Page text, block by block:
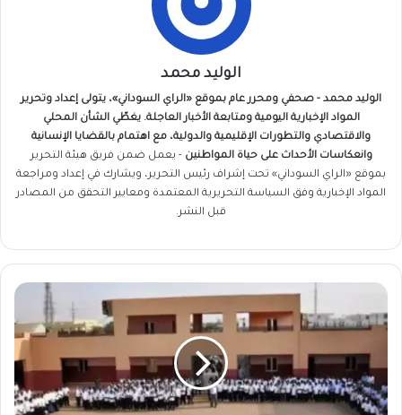
الوليد محمد
الوليد محمد - صحفي ومحرر عام بموقع «الراي السوداني»، يتولى إعداد وتحرير
المواد الإخبارية اليومية ومتابعة الأخبار العاجلة. يغطّي الشأن المحلي
والاقتصادي والتطورات الإقليمية والدولية، مع اهتمام بالقضايا الإنسانية
وانعكاسات الأحداث على حياة المواطنين - يعمل ضمن فريق هيئة التحرير
بموقع «الراي السوداني» تحت إشراف رئيس التحرير، ويشارك في إعداد ومراجعة
المواد الإخبارية وفق السياسة التحريرية المعتمدة ومعايير التحقق من المصادر
قبل النشر.
طوق
نجاة
تعليمي
دارفور..
فتح
مدارس